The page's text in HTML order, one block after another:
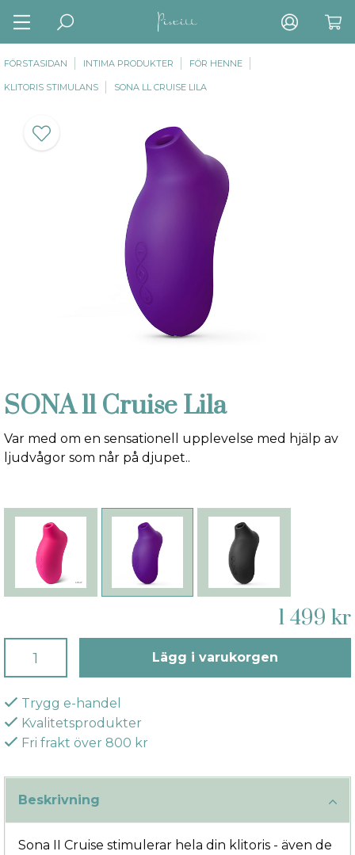
FÖRSTASIDAN INTIMA PRODUKTER FÖR HENNE
KLITORIS STIMULANS SONA LL CRUISE LILA
SONA ll Cruise Lila
Var med om en sensationell upplevelse med hjälp av
ljudvågor som når på djupet..
1 499 kr
Lägg i varukorgen
Trygg e-handel
Kvalitetsprodukter
Fri frakt över 800 kr
Beskrivning
Sona II Cruise stimulerar hela din klitoris - även de